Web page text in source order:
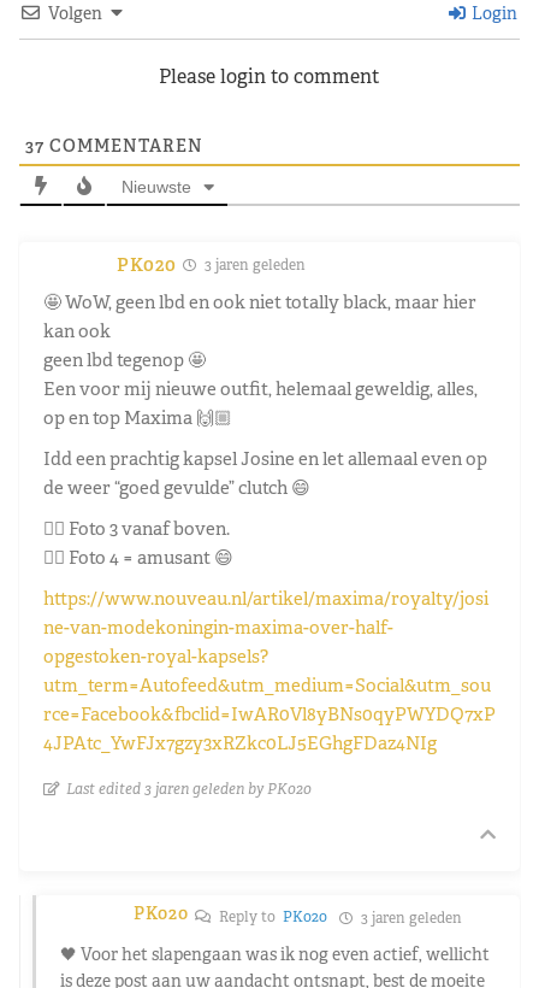
Volgen Login
Please login to comment
37 COMMENTAREN
Nieuwste
PK020 3 jaren geleden
🤩 WoW, geen lbd en ook niet totally black, maar hier
kan ook
geen lbd tegenop 🤩
Een voor mij nieuwe outfit, helemaal geweldig, alles,
op en top Maxima 🙌🏼
Idd een prachtig kapsel Josine en let allemaal even op
de weer “goed gevulde” clutch 😄
👉🏼 Foto 3 vanaf boven.
👉🏼 Foto 4 = amusant 😄
https://www.nouveau.nl/artikel/maxima/royalty/josi
ne-van-modekoningin-maxima-over-half-
opgestoken-royal-kapsels?
utm_term=Autofeed&utm_medium=Social&utm_sou
rce=Facebook&fbclid=IwAR0Vl8yBNs0qyPWYDQ7xP
4JPAtc_YwFJx7gzy3xRZkc0LJ5EGhgFDaz4NIg
Last edited 3 jaren geleden by PK020
PK020 Reply to PK020 3 jaren geleden
🖤 Voor het slapengaan was ik nog even actief, wellicht
is deze post aan uw aandacht ontsnapt, best de moeite